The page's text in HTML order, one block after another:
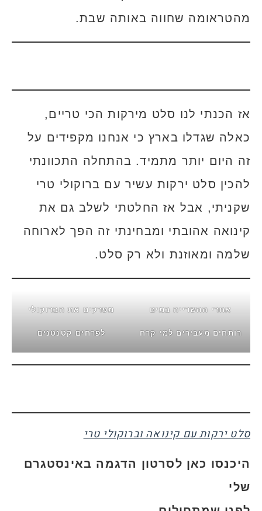
מהטראומה שחווה באותה שבת.
אז הכנתי לנו סלט מירקות הכי טריים,
כאלה שגדלו בארץ כי אנחנו מקפידים על
זה היום יותר מתמיד. בהתחלה התכוונתי
להכין סלט ירקות עשיר עם ברוקולי טרי
שקניתי, אבל אז החלטתי לשלב גם את
קינואה אהובתי ומבחינתי זה הפך לארוחה
שלמה ומאוזנת ולא רק סלט.
אחרי ההשרייה במים
רותחים מעבירים למי קרח
מפרקים את הברוקולי
לפרחים קטנטנים
סלט ירקות עם קינואה וברוקולי טרי
היכנסו כאן לסרטון הדגמה באינסטגרם
שלי